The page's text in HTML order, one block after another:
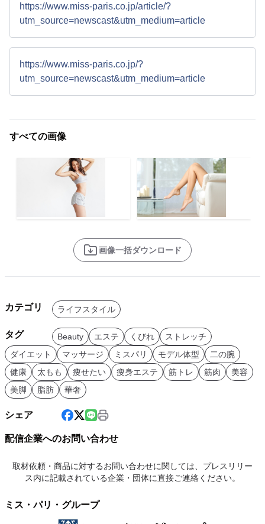
https://www.miss-paris.co.jp/article/?
utm_source=newscast&utm_medium=article
https://www.miss-paris.co.jp/?
utm_source=newscast&utm_medium=article
すべての画像
画像一括ダウンロード
カテゴリ ライフスタイル
タグ Beauty エステ くびれ
ストレッチ
ダイエット
マッサージ ミスパリ モデル体型
二の腕
健康
太もも 痩せたい 痩身エステ 筋トレ 筋肉
美容
美脚
脂肪 華奢
シェア
配信企業へのお問い合わせ
取材依頼・商品に対するお問い合わせに関しては、プレスリリー
ス内に記載されている企業・団体に直接ご連絡ください。
ミス・パリ・グループ